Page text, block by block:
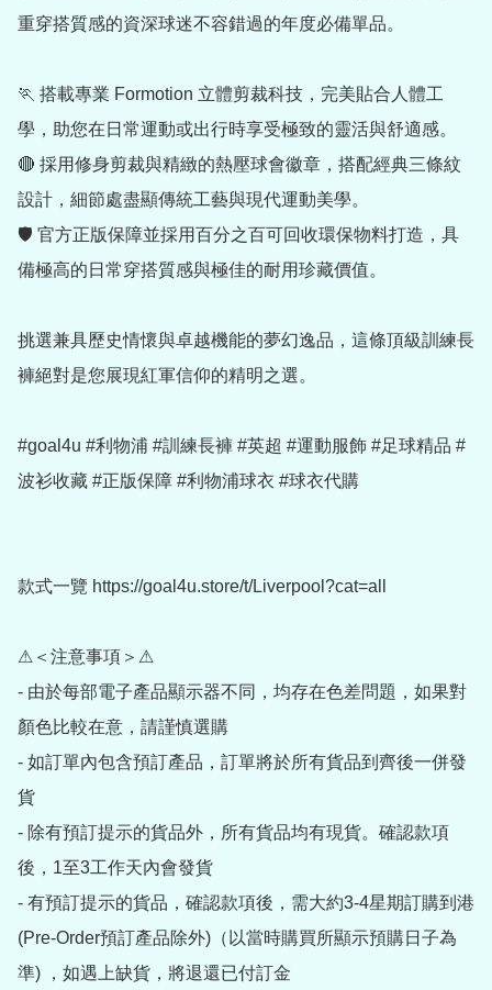
重穿搭質感的資深球迷不容錯過的年度必備單品。
🏃 搭載專業 Formotion 立體剪裁科技，完美貼合人體工
學，助您在日常運動或出行時享受極致的靈活與舒適感。
🔴 採用修身剪裁與精緻的熱壓球會徽章，搭配經典三條紋
設計，細節處盡顯傳統工藝與現代運動美學。
🛡️ 官方正版保障並採用百分之百可回收環保物料打造，具
備極高的日常穿搭質感與極佳的耐用珍藏價值。
挑選兼具歷史情懷與卓越機能的夢幻逸品，這條頂級訓練長
褲絕對是您展現紅軍信仰的精明之選。
#goal4u #利物浦 #訓練長褲 #英超 #運動服飾 #足球精品 #
波衫收藏 #正版保障 #利物浦球衣 #球衣代購
款式一覽 https://goal4u.store/t/Liverpool?cat=all
⚠＜注意事項＞⚠
- 由於每部電子產品顯示器不同，均存在色差問題，如果對
顏色比較在意，請謹慎選購
- 如訂單內包含預訂產品，訂單將於所有貨品到齊後一併發
貨
- 除有預訂提示的貨品外，所有貨品均有現貨。確認款項
後，1至3工作天內會發貨
- 有預訂提示的貨品，確認款項後，需大約3-4星期訂購到港
(Pre-Order預訂產品除外)（以當時購買所顯示預購日子為
準) ，如遇上缺貨，將退還已付訂金